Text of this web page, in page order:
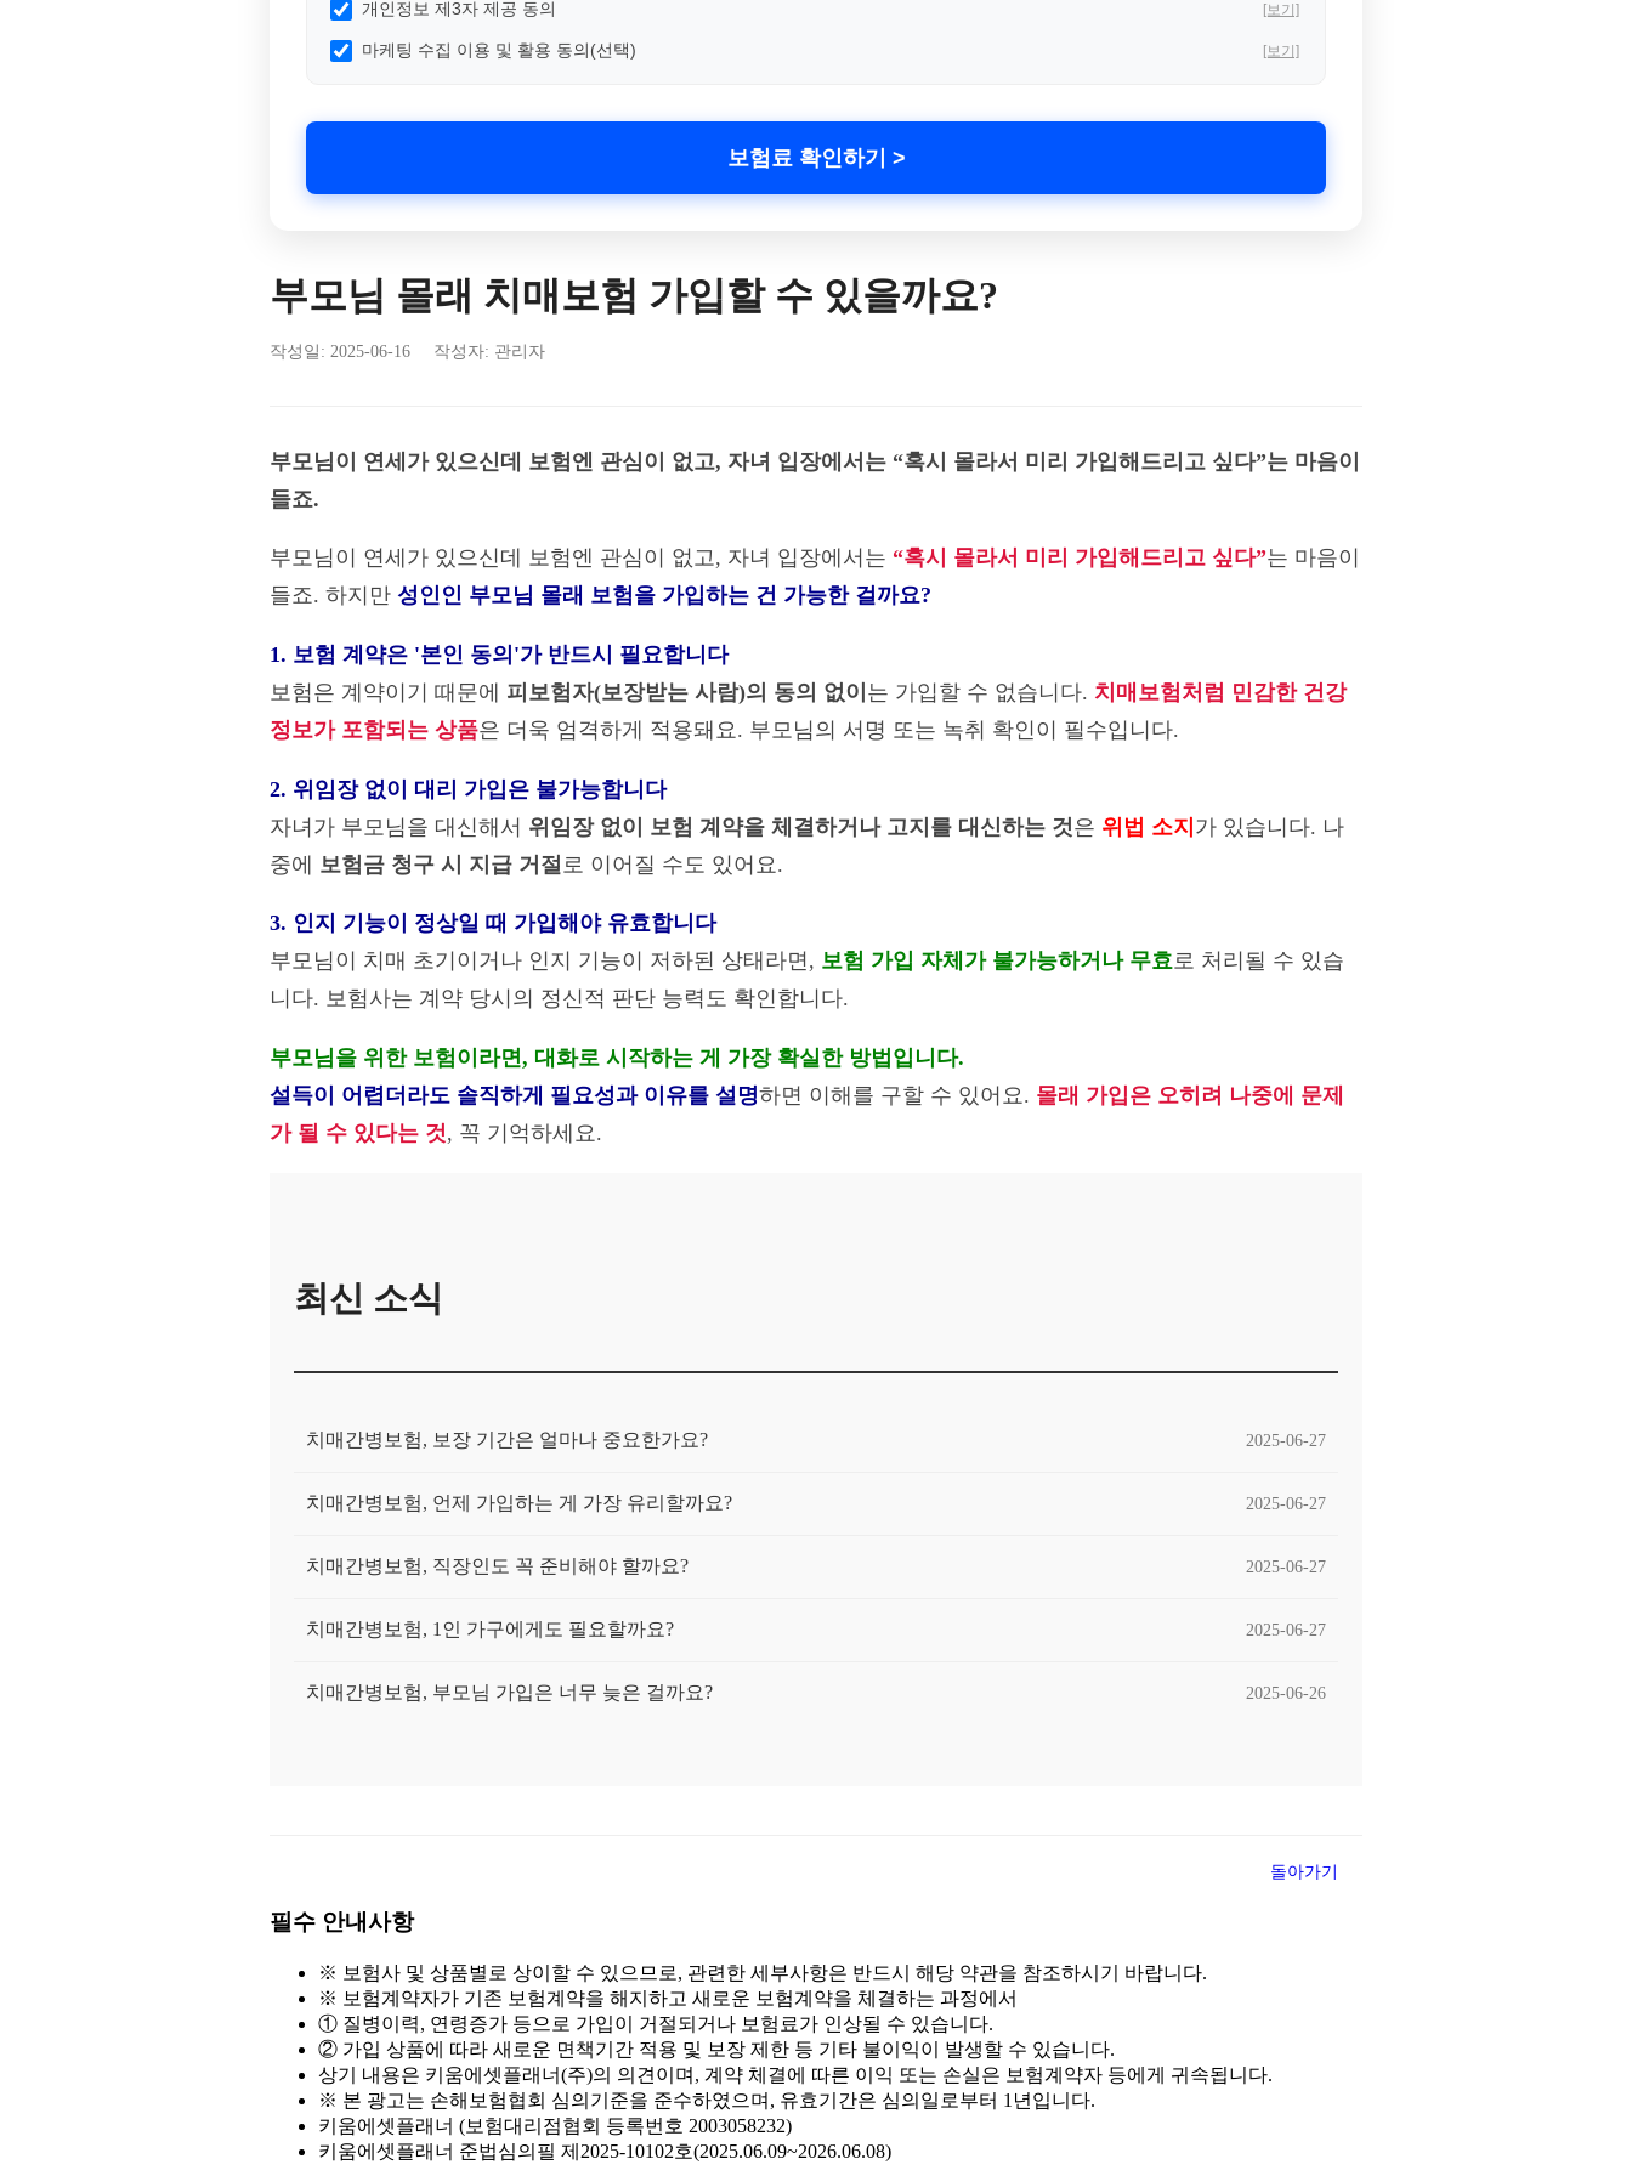
개인정보 제3자 제공 동의 [보기]
마케팅 수집 이용 및 활용 동의(선택) [보기]
보험료 확인하기 >
부모님 몰래 치매보험 가입할 수 있을까요?
작성일: 2025-06-16 작성자: 관리자
부모님이 연세가 있으신데 보험엔 관심이 없고, 자녀 입장에서는 “혹시 몰라서 미리 가입해드리고 싶다”는 마음이
들죠.
부모님이 연세가 있으신데 보험엔 관심이 없고, 자녀 입장에서는 “혹시 몰라서 미리 가입해드리고 싶다”는 마음이
들죠. 하지만 성인인 부모님 몰래 보험을 가입하는 건 가능한 걸까요?
1. 보험 계약은 '본인 동의'가 반드시 필요합니다
보험은 계약이기 때문에 피보험자(보장받는 사람)의 동의 없이 는 가입할 수 없습니다. 치매보험처럼 민감한 건강
정보가 포함되는 상품은 더욱 엄격하게 적용돼요. 부모님의 서명 또는 녹취 확인이 필수입니다.
2. 위임장 없이 대리 가입은 불가능합니다
자녀가 부모님을 대신해서 위임장 없이 보험 계약을 체결하거나 고지를 대신하는 것은 위법 소지 가 있습니다. 나
중에 보험금 청구 시 지급 거절 로 이어질 수도 있어요.
3. 인지 기능이 정상일 때 가입해야 유효합니다
부모님이 치매 초기이거나 인지 기능이 저하된 상태라면, 보험 가입 자체가 불가능하거나 무효로 처리될 수 있습
니다. 보험사는 계약 당시의 정신적 판단 능력도 확인합니다.
부모님을 위한 보험이라면, 대화로 시작하는 게 가장 확실한 방법입니다.
설득이 어렵더라도 솔직하게 필요성과 이유를 설명하면 이해를 구할 수 있어요. 몰래 가입은 오히려 나중에 문제
가 될 수 있다는 것, 꼭 기억하세요.
최신 소식
치매간병보험, 보장 기간은 얼마나 중요한가요? 2025-06-27
치매간병보험, 언제 가입하는 게 가장 유리할까요? 2025-06-27
치매간병보험, 직장인도 꼭 준비해야 할까요? 2025-06-27
치매간병보험, 1인 가구에게도 필요할까요? 2025-06-27
치매간병보험, 부모님 가입은 너무 늦은 걸까요? 2025-06-26
2025-06-26
치매간병보험, 장기요양등급과 무슨 관계가 있나요?
치매간병보험, 병원 진단만으로 보장받을 수 있나요? 2025-06-25
치매간병보험, 진단받고 나면 바로 간병비가 나오나요?
돌아가기
필수 안내사항
※ 보험사 및 상품별로 상이할 수 있으므로, 관련한 세부사항은 반드시 해당 약관을 참조하시기 바랍니다.
※ 보험계약자가 기존 보험계약을 해지하고 새로운 보험계약을 체결하는 과정에서
① 질병이력, 연령증가 등으로 가입이 거절되거나 보험료가 인상될 수 있습니다.
② 가입 상품에 따라 새로운 면책기간 적용 및 보장 제한 등 기타 불이익이 발생할 수 있습니다.
상기 내용은 키움에셋플래너(주)의 의견이며, 계약 체결에 따른 이익 또는 손실은 보험계약자 등에게 귀속됩니다.
※ 본 광고는 손해보험협회 심의기준을 준수하였으며, 유효기간은 심의일로부터 1년입니다.
키움에셋플래너 (보험대리점협회 등록번호 2003058232)
키움에셋플래너 준법심의필 제2025-10102호(2025.06.09~2026.06.08)